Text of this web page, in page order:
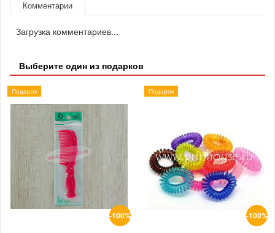
Комментарии
Загрузка комментариев...
Выберите один из подарков
-100%
Подарок
-100%
Подарок